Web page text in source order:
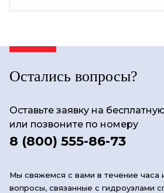
Остались вопросы?
Оставьте заявку на
или позвоните по номеру
8 (800) 555-86-73
Мы свяжемся с вами в течение часа
вопросы, связанные с гидроузлами